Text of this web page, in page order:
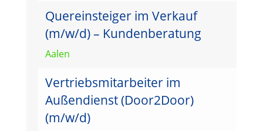
Quereinsteiger im Verkauf
(m/w/d) – Kundenberatung
Aalen
Vertriebsmitarbeiter im
Außendienst (Door2Door)
(m/w/d)